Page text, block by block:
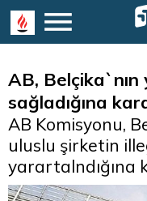
AB, Belçika`nın
sağladığına
AB Komisyonu,
uluslu şirketin
yarartalndığına